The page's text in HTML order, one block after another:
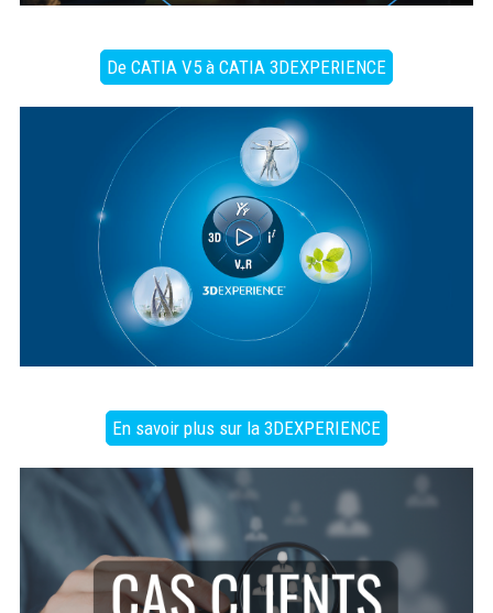
De CATIA V5 à CATIA 3DEXPERIENCE
En savoir plus sur la 3DEXPERIENCE